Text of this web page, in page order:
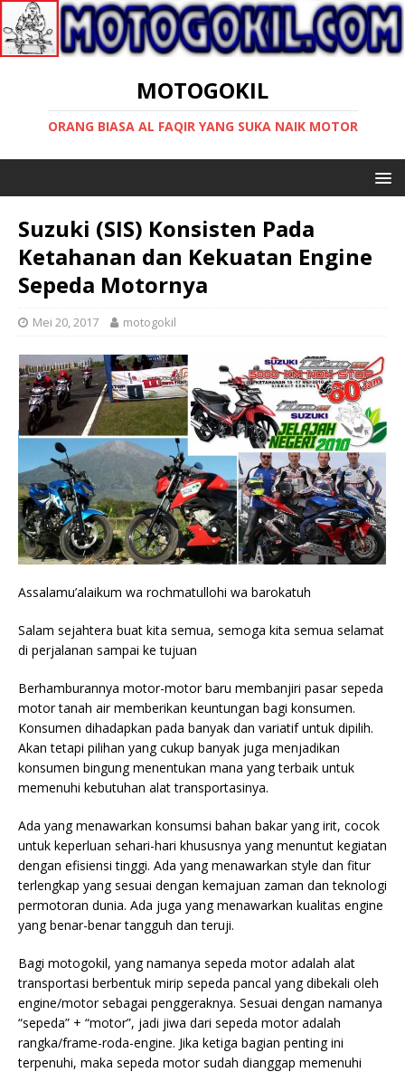
MOTOGOKIL
ORANG BIASA AL FAQIR YANG SUKA NAIK MOTOR
Suzuki (SIS) Konsisten Pada
Ketahanan dan Kekuatan Engine
Sepeda Motornya
Mei 20, 2017 motogokil
Assalamu’alaikum wa rochmatullohi wa barokatuh
Salam sejahtera buat kita semua, semoga kita semua selamat
di perjalanan sampai ke tujuan
Berhamburannya motor-motor baru membanjiri pasar sepeda
motor tanah air memberikan keuntungan bagi konsumen.
Konsumen dihadapkan pada banyak dan variatif untuk dipilih.
Akan tetapi pilihan yang cukup banyak juga menjadikan
konsumen bingung menentukan mana yang terbaik untuk
memenuhi kebutuhan alat transportasinya.
Ada yang menawarkan konsumsi bahan bakar yang irit, cocok
untuk keperluan sehari-hari khususnya yang menuntut kegiatan
dengan efisiensi tinggi. Ada yang menawarkan style dan fitur
terlengkap yang sesuai dengan kemajuan zaman dan teknologi
permotoran dunia. Ada juga yang menawarkan kualitas engine
yang benar-benar tangguh dan teruji.
Bagi motogokil, yang namanya sepeda motor adalah alat
transportasi berbentuk mirip sepeda pancal yang dibekali oleh
engine/motor sebagai penggeraknya. Sesuai dengan namanya
“sepeda” + “motor”, jadi jiwa dari sepeda motor adalah
rangka/frame-roda-engine. Jika ketiga bagian penting ini
terpenuhi, maka sepeda motor sudah dianggap memenuhi